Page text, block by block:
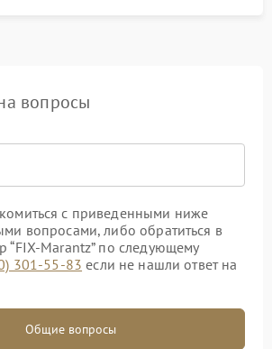
вопросы
с приведенными ниже
вопросами, либо обратиться в
“FIX-Marantz” по следующему
301-55-83 если не нашли ответ на
Общие вопросы